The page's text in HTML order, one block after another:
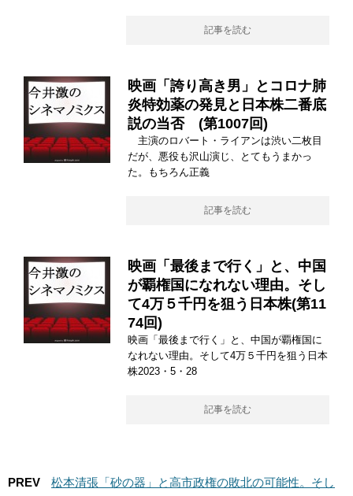
記事を読む
映画「誇り高き男」とコロナ肺
炎特効薬の発見と日本株二番底
説の当否 (第1007回)
主演のロバート・ライアンは渋い二枚目
だが、悪役も沢山演じ、とてもうまかっ
た。もちろん正義
記事を読む
映画「最後まで行く」と、中国
が覇権国になれない理由。そし
て4万５千円を狙う日本株(第11
74回)
映画「最後まで行く」と、中国が覇権国に
なれない理由。そして4万５千円を狙う日本
株2023・5・28
記事を読む
PREV
松本清張「砂の器」と高市政権の敗北の可能性。そし